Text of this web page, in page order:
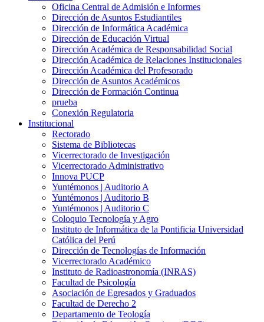
Oficina Central de Admisión e Informes
Dirección de Asuntos Estudiantiles
Dirección de Informática Académica
Dirección de Educación Virtual
Dirección Académica de Responsabilidad Social
Dirección Académica de Relaciones Institucionales
Dirección Académica del Profesorado
Dirección de Asuntos Académicos
Dirección de Formación Continua
prueba
Conexión Regulatoria
Institucional
Rectorado
Sistema de Bibliotecas
Vicerrectorado de Investigación
Vicerrectorado Administrativo
Innova PUCP
Yuntémonos | Auditorio A
Yuntémonos | Auditorio B
Yuntémonos | Auditorio C
Coloquio Tecnología y Agro
Instituto de Informática de la Pontificia Universidad
Católica del Perú
Dirección de Tecnologías de Información
Vicerrectorado Académico
Instituto de Radioastronomía (INRAS)
Facultad de Psicología
Asociación de Egresados y Graduados
Facultad de Derecho 2
Departamento de Teología